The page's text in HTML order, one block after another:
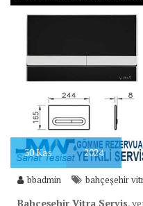
30Kas 2024
bbadmin bahçeşehir
Bahçeşehir Vitra Servis,